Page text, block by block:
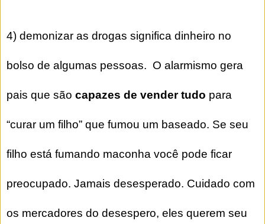
4) demonizar as drogas significa dinheiro no
bolso de algumas pessoas. O alarmismo gera
pais que são capazes de vender tudo para
“curar um filho” que fumou um baseado. Se seu
filho está fumando maconha você pode ficar
preocupado. Jamais desesperado. Cuidado com
os mercadores do desespero, eles querem seu